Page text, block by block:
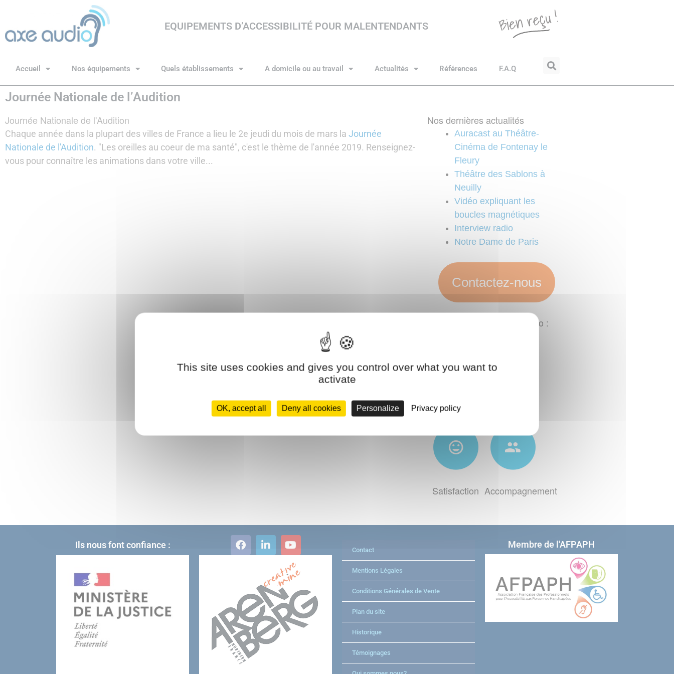
EQUIPEMENTS D’ACCESSIBILITÉ POUR MALENTENDANTS
Accueil Nos équipements Quels établissements A domicile ou au travail Actualités Références F.A.Q
Journée Nationale de l’Audition
Journée Nationale de l'Audition
Chaque année dans la plupart des villes de France a lieu le 2e jeudi du mois de mars la Journée
Nationale de l'Audition. "Les oreilles au coeur de ma santé", c'est le thème de l'année 2019. Renseignez-
vous pour connaître les animations dans votre ville...
Nos dernières actualités
Auracast au Théâtre-
Cinéma de Fontenay le
Fleury
Théâtre des Sablons à
Neuilly
Vidéo expliquant les
boucles magnétiques
Interview radio
Notre Dame de Paris
Contactez-nous
Nos engagements Axe Audio :
Conseil
Satisfaction Accompagnement
Ils nous font confiance : Contact
Mentions Légales
Conditions Générales de Vente
Plan du site
Historique
Témoignages
Membre de l'AFPAPH
This site uses cookies and gives you control over what you want to
activate
OK, accept all Deny all cookies Personalize Privacy policy